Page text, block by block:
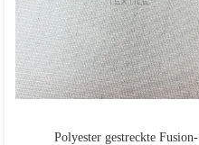
Polyester gestreckte Fusion-